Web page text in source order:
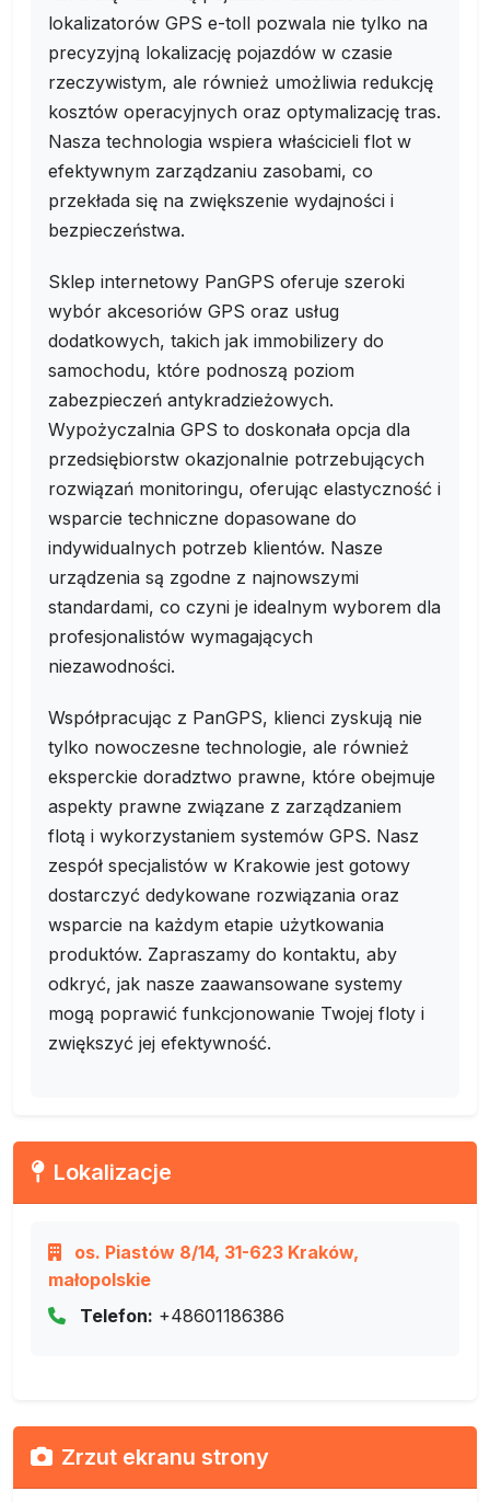
lokalizatorów GPS e-toll pozwala nie tylko na
precyzyjną lokalizację pojazdów w czasie
rzeczywistym, ale również umożliwia redukcję
kosztów operacyjnych oraz optymalizację tras.
Nasza technologia wspiera właścicieli flot w
efektywnym zarządzaniu zasobami, co
przekłada się na zwiększenie wydajności i
bezpieczeństwa.
Sklep internetowy PanGPS oferuje szeroki
wybór akcesoriów GPS oraz usług
dodatkowych, takich jak immobilizery do
samochodu, które podnoszą poziom
zabezpieczeń antykradzieżowych.
Wypożyczalnia GPS to doskonała opcja dla
przedsiębiorstw okazjonalnie potrzebujących
rozwiązań monitoringu, oferując elastyczność i
wsparcie techniczne dopasowane do
indywidualnych potrzeb klientów. Nasze
urządzenia są zgodne z najnowszymi
standardami, co czyni je idealnym wyborem dla
profesjonalistów wymagających
niezawodności.
Współpracując z PanGPS, klienci zyskują nie
tylko nowoczesne technologie, ale również
eksperckie doradztwo prawne, które obejmuje
aspekty prawne związane z zarządzaniem
flotą i wykorzystaniem systemów GPS. Nasz
zespół specjalistów w Krakowie jest gotowy
dostarczyć dedykowane rozwiązania oraz
wsparcie na każdym etapie użytkowania
produktów. Zapraszamy do kontaktu, aby
odkryć, jak nasze zaawansowane systemy
mogą poprawić funkcjonowanie Twojej floty i
zwiększyć jej efektywność.
Lokalizacje
os. Piastów 8/14, 31-623 Kraków,
małopolskie
Telefon: +48601186386
Zrzut ekranu strony